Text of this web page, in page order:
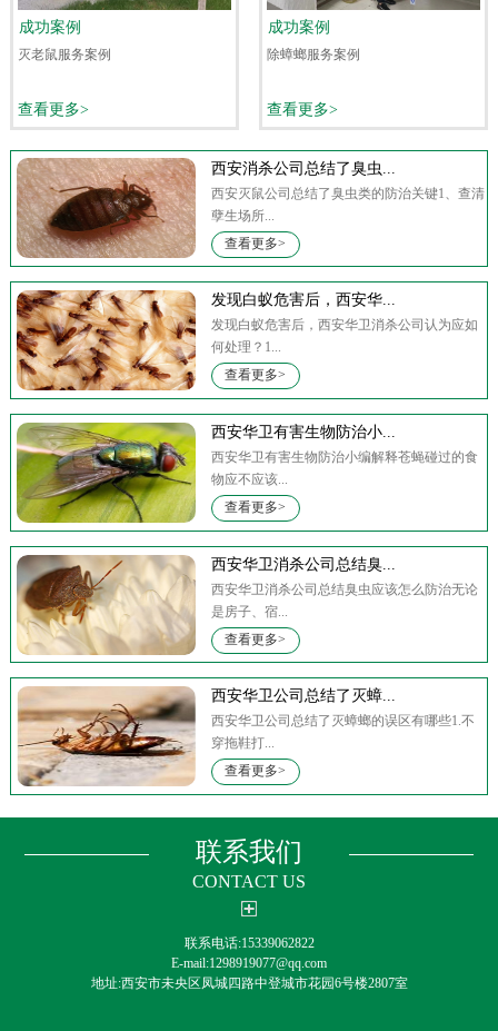
成功案例
灭老鼠服务案例
查看更多>
成功案例
除蟑螂服务案例
查看更多>
西安消杀公司总结了臭虫...
西安灭鼠公司总结了臭虫类的防治关键1、查清
孽生场所...
查看更多>
发现白蚁危害后，西安华...
发现白蚁危害后，西安华卫消杀公司认为应如
何处理？1...
查看更多>
西安华卫有害生物防治小...
西安华卫有害生物防治小编解释苍蝇碰过的食
物应不应该...
查看更多>
西安华卫消杀公司总结臭...
西安华卫消杀公司总结臭虫应该怎么防治无论
是房子、宿...
查看更多>
西安华卫公司总结了灭蟑...
西安华卫公司总结了灭蟑螂的误区有哪些1.不
穿拖鞋打...
查看更多>
联系我们
CONTACT US
联系电话:15339062822
E-mail:1298919077@qq.com
地址:西安市未央区凤城四路中登城市花园6号楼2807室